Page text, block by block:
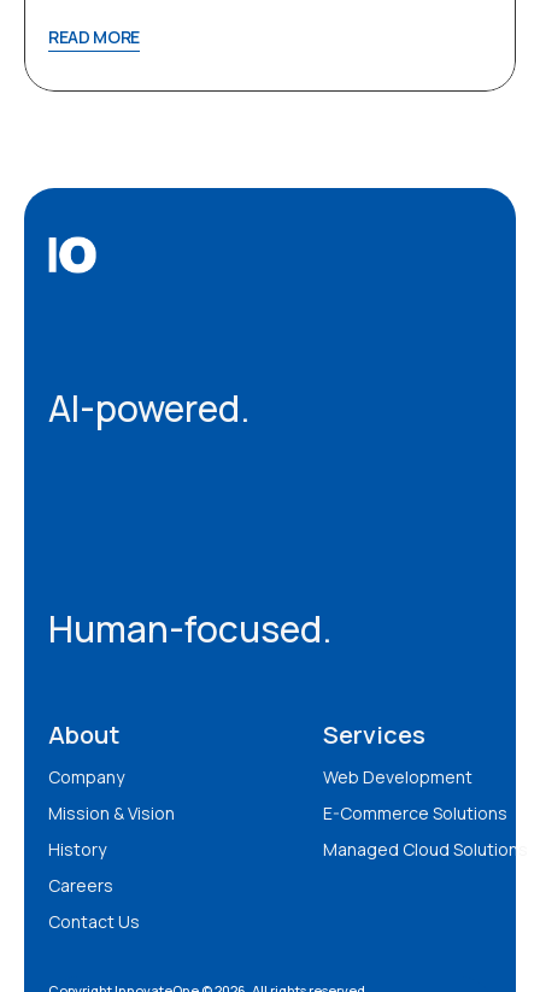
READ MORE
AI-powered.
Human-focused.
About
Company
Mission & Vision
History
Careers
Contact Us
Services
Web Development
E-Commerce Solutions
Managed Cloud Solutions